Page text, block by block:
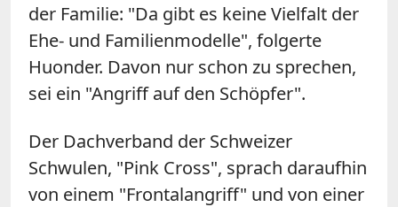
der Familie: "Da gibt es keine Vielfalt der
Ehe- und Familienmodelle", folgerte
Huonder. Davon nur schon zu sprechen,
sei ein "Angriff auf den Schöpfer".
Der Dachverband der Schweizer
Schwulen, "Pink Cross", sprach daraufhin
von einem "Frontalangriff" und von einer